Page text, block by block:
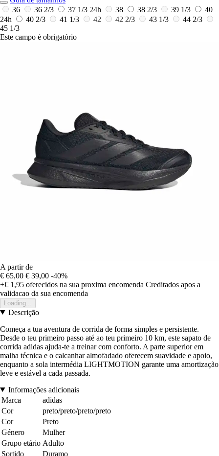
36
36 2/3 37 1/3 24h 38 38 2/3 39 1/3
40
24h
40 2/3 41 1/3 42 42 2/3 43 1/3
44 2/3
45 1/3
Este campo é obrigatório
A partir de
€ 65,00 € 39,00 -40%
+€ 1,95 oferecidos na sua proxima encomenda Creditados apos a
validacao da sua encomenda
Loading...
Descrição
Começa a tua aventura de corrida de forma simples e persistente.
Desde o teu primeiro passo até ao teu primeiro 10 km, este sapato de
corrida adidas ajuda-te a treinar com conforto. A parte superior em
malha técnica e o calcanhar almofadado oferecem suavidade e apoio,
enquanto a sola intermédia LIGHTMOTION garante uma amortização
leve e estável a cada passada.
Informações adicionais
Marca
adidas
Cor
preto/preto/preto/preto
Cor
Preto
Género
Mulher
Grupo etário Adulto
Sortido
Duramo